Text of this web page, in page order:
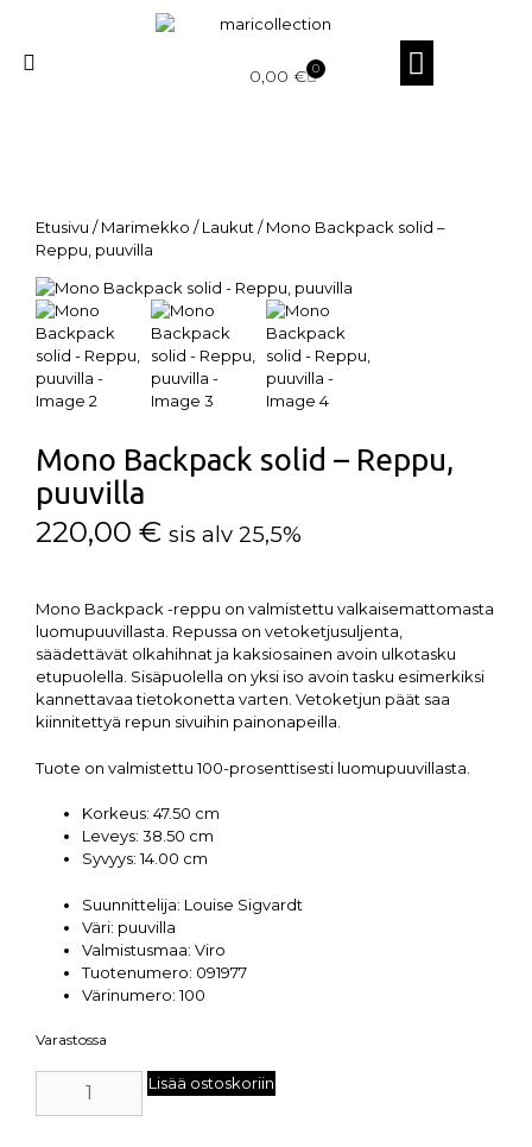
0,00 € 0
Etusivu /Marimekko /Laukut / Mono Backpack solid –
Reppu, puuvilla
Mono Backpack solid – Reppu,
puuvilla
220,00 € sis alv 25,5%
Mono Backpack -reppu on valmistettu valkaisemattomasta
luomupuuvillasta. Repussa on vetoketjusuljenta,
säädettävät olkahihnat ja kaksiosainen avoin ulkotasku
etupuolella. Sisäpuolella on yksi iso avoin tasku esimerkiksi
kannettavaa tietokonetta varten. Vetoketjun päät saa
kiinnitettyä repun sivuihin painonapeilla.
Tuote on valmistettu 100-prosenttisesti luomupuuvillasta.
Korkeus: 47.50 cm
Leveys: 38.50 cm
Syvyys: 14.00 cm
Suunnittelija: Louise Sigvardt
Väri: puuvilla
Valmistusmaa: Viro
Tuotenumero: 091977
Värinumero: 100
Varastossa
Lisää ostoskoriin